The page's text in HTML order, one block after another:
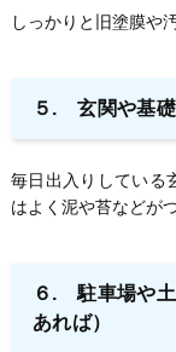
しっかりと旧塗膜や
５. 玄関や基
毎日出入りしている
はよく泥や苔などが
６. 駐車場や
あれば）